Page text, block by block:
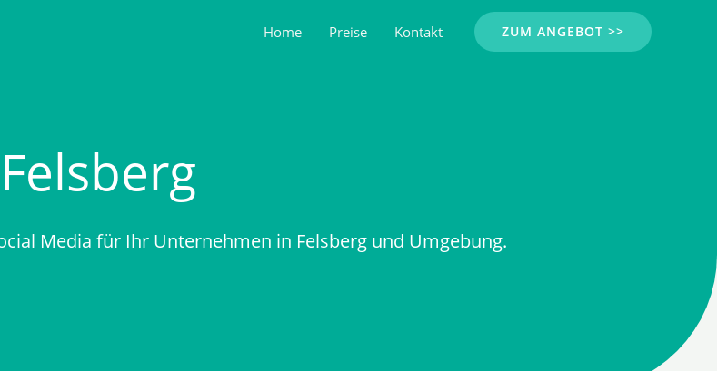
Home Preise Kontakt ZUM ANGEBOT >>
Media für Ihr Unternehmen in Felsberg und Umgebung.